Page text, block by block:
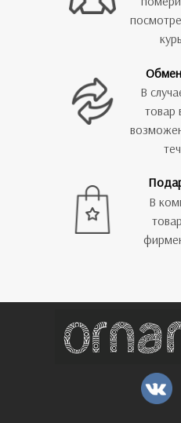
В
товар
В